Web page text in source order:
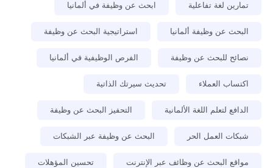
تمارين لغة تفاعلية ابحث عن وظيفة في ألمانيا
البحث عن وظيفة ألمانيا استراتيجية البحث عن وظيفة
نصائح للبحث عن وظيفة الفرص الوظيفية في ألمانيا
اكتساب العملاء تحديث سيرتك الذاتية
الدافع لتعلم اللغة الألمانية التحفيز البحث عن وظيفة
شبكات العمل الحر البحث عن وظيفة عبر الشبكات
مواقع البحث عن وظائف عبر الإنترنت تحسين المؤهلات